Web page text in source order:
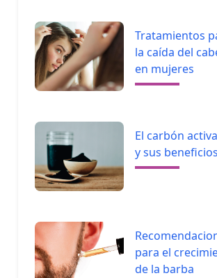
Tratamientos
la caída del
en mujeres
El carbón
y sus beneficios
para el
de la barba